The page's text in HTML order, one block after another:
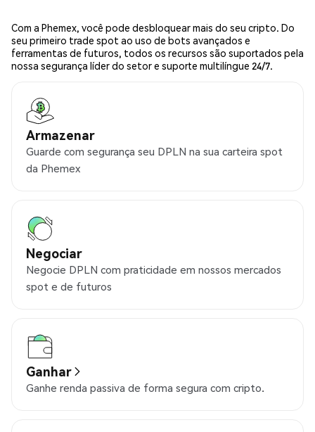
Com a Phemex, você pode desbloquear mais do seu cripto. Do
seu primeiro trade spot ao uso de bots avançados e
ferramentas de futuros, todos os recursos são suportados pela
nossa segurança líder do setor e suporte multilíngue 24/7.
Armazenar
Guarde com segurança seu DPLN na sua carteira spot
da Phemex
Negociar
Negocie DPLN com praticidade em nossos mercados
spot e de futuros
Ganhar
Ganhe renda passiva de forma segura com cripto.